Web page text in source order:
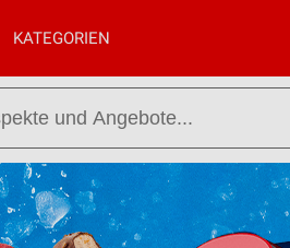
KATEGORIEN